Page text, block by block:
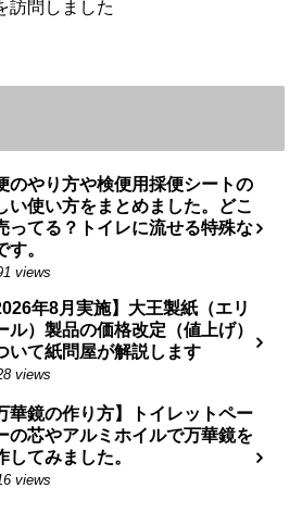
訪問しました
のやり方や検便用採便シートの
い使い方をまとめました。どこ
ってる？トイレに流せる特殊な
す。
views
年8月実施】大王製紙（エリ
ル）製品の価格改定（値上げ）
いて紙問屋が解説します
views
華鏡の作り方】トイレットペー
の芯やアルミホイルで万華鏡を
してみました。
views